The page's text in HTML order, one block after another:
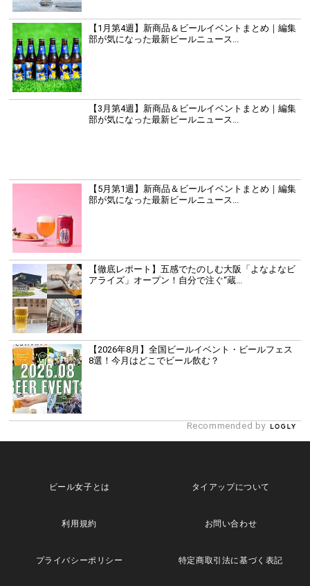
【1月第4週】新商品＆ビールイベントまとめ｜編集
部が気になった最新ビールニュース...
【3月第4週】新商品＆ビールイベントまとめ｜編集
部が気になった最新ビールニュース...
【5月第1週】新商品＆ビールイベントまとめ｜編集
部が気になった最新ビールニュース...
【徹底レポート】五感でたのしむ大阪「よなよなビ
アライズ」オープン！自分で注ぐ“蔵...
【2026年8月】全国ビールイベント・ビールフェス
8選！今月はどこでビール飲む？
Recommended by
ビール女子とは タイアップについて
利用規約 お問い合わせ
プライバシーポリシー 特定商取引法に基づく表記